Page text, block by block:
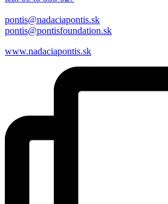
pontis@nadaciapontis.sk
pontis@pontisfoundation.sk
www.nadaciapontis.sk